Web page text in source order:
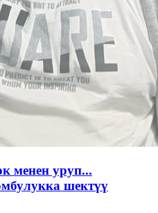
менен уруп...
шектүү